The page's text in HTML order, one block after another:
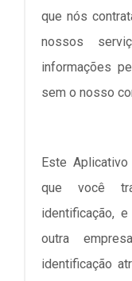
que nós
nossos
informações
sem o nosso
Este
que você
identificação,
outra
identificação